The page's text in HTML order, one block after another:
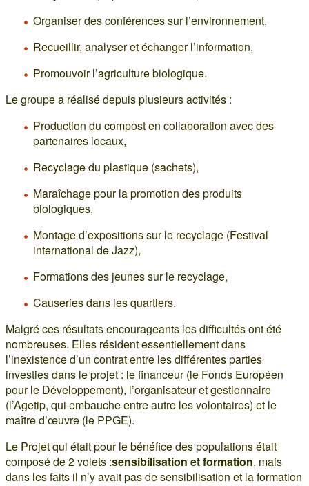
Organiser des conférences sur l’environnement,
Recueillir, analyser et échanger l’information,
Promouvoir l’agriculture biologique.
Le groupe a réalisé depuis plusieurs activités :
Production du compost en collaboration avec des
partenaires locaux,
Recyclage du plastique (sachets),
Maraîchage pour la promotion des produits
biologiques,
Montage d’expositions sur le recyclage (Festival
international de Jazz),
Formations des jeunes sur le recyclage,
Causeries dans les quartiers.
Malgré ces résultats encourageants les difficultés ont été
nombreuses. Elles résident essentiellement dans
l’inexistence d’un contrat entre les différentes parties
investies dans le projet : le financeur (le Fonds Européen
pour le Développement), l’organisateur et gestionnaire
(l’Agetip, qui embauche entre autre les volontaires) et le
maître d’œuvre (le PPGE).
Le Projet qui était pour le bénéfice des populations était
composé de 2 volets :sensibilisation et formation, mais
dans les faits il n’y avait pas de sensibilisation et la formation